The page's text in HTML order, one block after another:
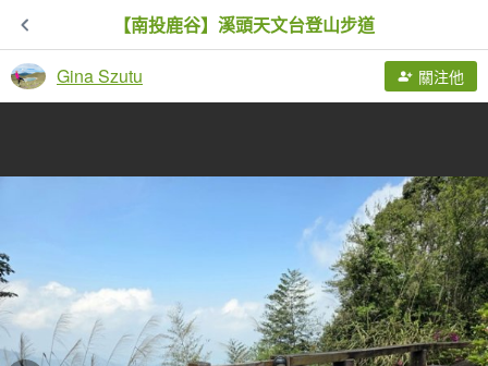
【南投鹿谷】溪頭天文台登山步道
Gina Szutu 關注他